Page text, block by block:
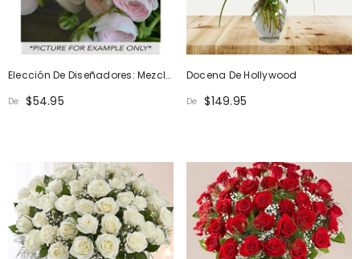
Elección De Diseñadores: Mezcla
De Aniversario
De $54.95
Docena De Hollywood
De $149.95